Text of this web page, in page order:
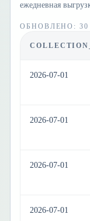
ежедневная
ОБНОВЛЕНО :
2026-07-01
2026-07-01
2026-07-01
2026-07-01